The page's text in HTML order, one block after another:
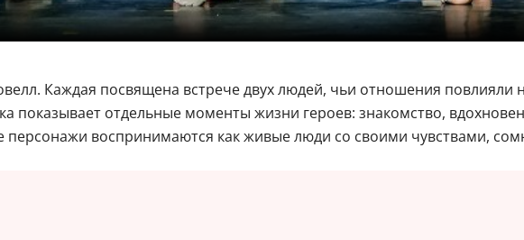
Каждая посвящена встрече двух людей, чьи отношения
показывает отдельные моменты жизни героев: знакомство,
персонажи воспринимаются как живые люди со своими чувствами,